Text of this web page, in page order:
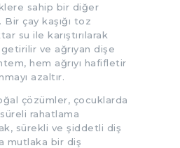
sahip bir diğer
çay kaşığı toz
su ile karıştırılarak
getirilir ve ağrıyan dişe
hem ağrıyı hafifletir
azaltır.
çözümler, çocuklarda
süreli rahatlama
sürekli ve şiddetli diş
mutlaka bir diş